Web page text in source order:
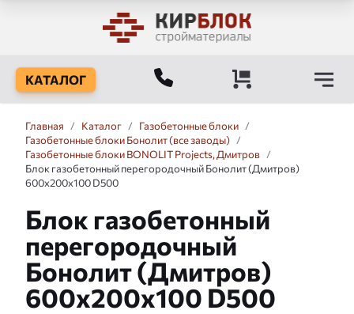
КАТАЛОГ
Главная / Каталог / Газобетонные блоки /
Газобетонные блоки Бонолит (все заводы) /
Газобетонные блоки BONOLIT Projects, Дмитров /
Блок газобетонный перегородочный Бонолит (Дмитров)
600x200x100 D500
Блок газобетонный
перегородочный
Бонолит (Дмитров)
600x200x100 D500